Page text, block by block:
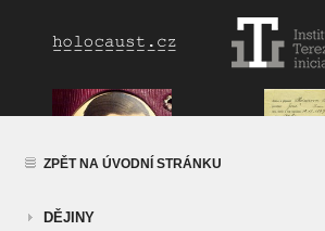
ZPĚT NA ÚVODNÍ STRÁNKU
DĚJINY